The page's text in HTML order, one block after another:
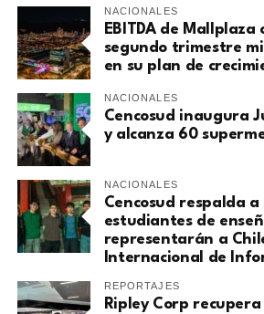
NACIONALES
EBITDA de Mallplaza
segundo trimestre
en su plan de
NACIONALES
Cencosud inaugura
y alcanza 60
NACIONALES
Cencosud respalda
estudiantes de
representarán a
Internacional de
REPORTAJES
Ripley Corp